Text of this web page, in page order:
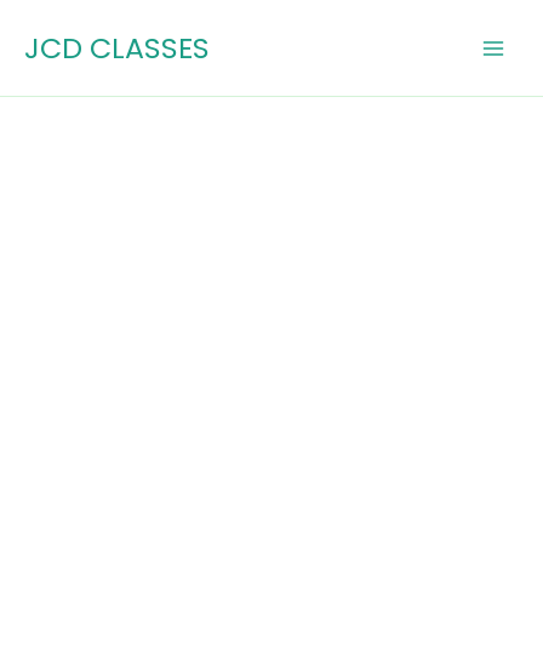
JCD CLASSES